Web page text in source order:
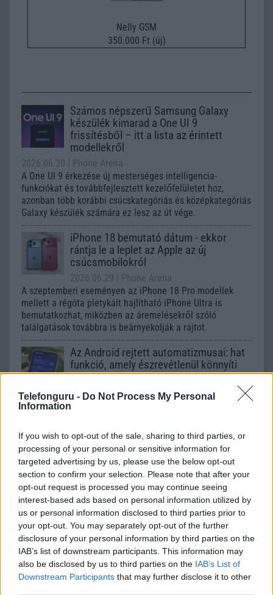
Telefonguru - Do Not Process My Personal
Information
If you wish to opt-out of the sale, sharing to third parties, or
processing of your personal or sensitive information for
targeted advertising by us, please use the below opt-out
section to confirm your selection. Please note that after your
opt-out request is processed you may continue seeing
interest-based ads based on personal information utilized by
us or personal information disclosed to third parties prior to
your opt-out. You may separately opt-out of the further
disclosure of your personal information by third parties on the
IAB’s list of downstream participants. This information may
also be disclosed by us to third parties on the IAB’s List of
Downstream Participants that may further disclose it to other
Nelly GSM
350.000 Ft (új)
Számos népszerű Samsung Galaxy
készülék kimarad a One UI 9
frissítésből – itt a lista az érintett
modellekről
2026.06.30
| Phone Arena
A One UI 9 érkezése új mesterséges intelligencia-
funkciókat és továbbfejlesztett kezelőfelületet hoz,
azonban több korábbi csúcskategóriás és középkategóriás
Galaxy készülék számára ez lesz az út vége.
iPhone 18 bemutató dátum - ekkor
rántja le a leplet az Apple az új
csúcsmobilokról
2026.06.29
| Phone Arena
A szeptemberi eseményen az iPhone 18 Pro modellek
mellett a régóta pletykált hajlítható iPhone Ultra is
bemutatkozhat, miközben az áremelésekről szóló
találgatások továbbra is beárnyékolják a rajtot.
Az Android rejtett automatizmusai: hat
funkció, amely észrevétlenül könnyíti
meg a mindennapokat
2026.06.14 | Android Police
Sok felhasználó külön alkalmazásokra esküszik, pedig az
amelyek maguktól dolgoznak a háttérben.
Ez a rejtett Samsung funkció teljesen
megváltoztatja a mobilhasználatot –
sokan mégsem tudnak róla
2026.07.12 | Android Central
Az Edge Panel az egyik leghasznosabb funkció, amely
jelentősen felgyorsítja a mindennapi használatot,
miközben a Pixel telefonokból továbbra is hiányzik.